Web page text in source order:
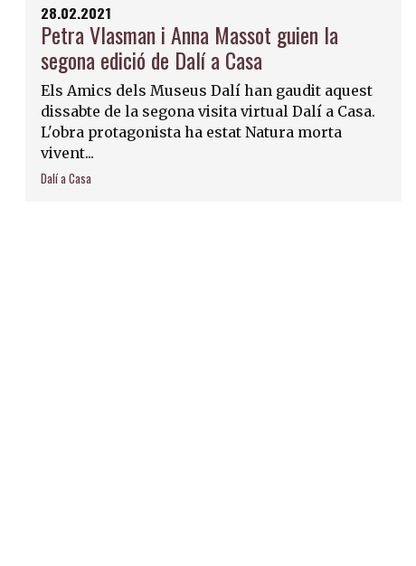
28.02.2021
Petra Vlasman i Anna Massot guien la
segona edició de Dalí a Casa
Els Amics dels Museus Dalí han gaudit aquest
dissabte de la segona visita virtual Dalí a Casa.
L'obra protagonista ha estat Natura morta
vivent...
Dalí a Casa